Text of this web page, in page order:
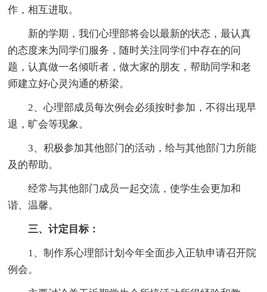
作，相互进取。
新的学期，我们心理部将会以最新的状态，最认真
的态度来为同学们服务，随时关注同学们中存在的问
题，认真做一名倾听者，做大家的朋友，帮助同学和老
师建立好心灵沟通的桥梁。
2、心理部成员每次例会必须按时参加，不得出现早
退，旷会等现象。
3、积极参加其他部门的活动，给与其他部门力所能
及的帮助。
经常与其他部门成员一起交流，使学生会更加和
谐、温馨。
三、计定目标：
1、制作系心理部计划今年全面步入正轨申请召开院
例会。